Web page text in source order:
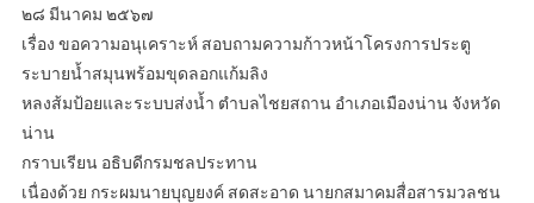
๒๘ มีนาคม ๒๕๖๗
เรื่อง ขอความอนุเคราะห์ สอบถามความก้าวหน้าโครงการประตู
ระบายน้ำสมุนพร้อมขุดลอกแก้มลิง
หลงส้มป้อยและระบบส่งน้ำ ตำบลไชยสถาน อำเภอเมืองน่าน จังหวัด
น่าน
กราบเรียน อธิบดีกรมชลประทาน
เนื่องด้วย กระผมนายบุญยงค์ สดสะอาด นายกสมาคมสื่อสารมวลชน